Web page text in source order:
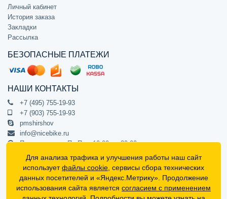
Личный кабинет
История заказа
Закладки
Рассылка
БЕЗОПАСНЫЕ ПЛАТЕЖИ
НАШИ КОНТАКТЫ
+7 (495) 755-19-93
+7 (903) 755-19-93
pmshirshov
info@nicebike.ru
Прием звонков Пн-Пт с 10:00 до 20:00
ПВЗ Пн-Пт с 10:00 до 20:00
г. Москва, ул. Барклая 13с1
подъезд 1, цокольный этаж, офис 1
Официальный интернет-магазин NiceBike © 2012 - 2026
Для анализа трафика и улучшения работы наш сайт
используетфайлы cookie , сервисы сбора технических
данных посетителей и «Яндекс.Метрику». Продолжение
использования сайта является согласием с применением